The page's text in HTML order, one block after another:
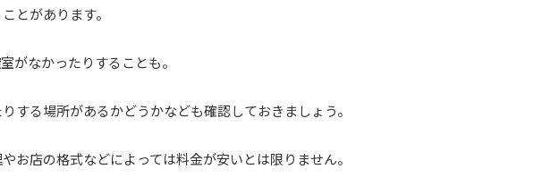
とがあります。
がなかったりすることも。
する場所があるかどうかなども確認しておきましょう。
お店の格式などによっては料金が安いとは限りません。